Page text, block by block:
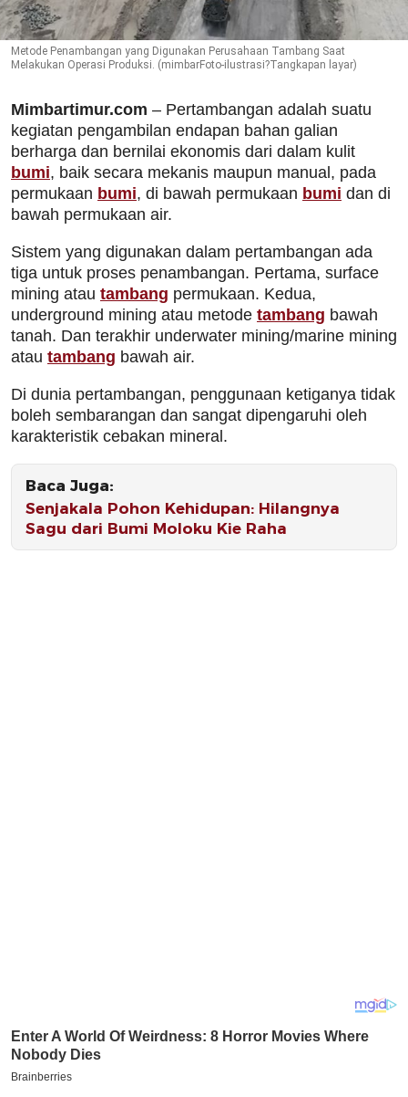
Metode Penambangan yang Digunakan Perusahaan Tambang Saat
Melakukan Operasi Produksi. (mimbarFoto-ilustrasi?Tangkapan layar)
Mimbartimur.com – Pertambangan adalah suatu
kegiatan pengambilan endapan bahan galian
berharga dan bernilai ekonomis dari dalam kulit
bumi, baik secara mekanis maupun manual, pada
permukaan bumi, di bawah permukaan bumi dan di
bawah permukaan air.
Sistem yang digunakan dalam pertambangan ada
tiga untuk proses penambangan. Pertama, surface
mining atau tambang permukaan. Kedua,
underground mining atau metode tambang bawah
tanah. Dan terakhir underwater mining/marine mining
atau tambang bawah air.
Di dunia pertambangan, penggunaan ketiganya tidak
boleh sembarangan dan sangat dipengaruhi oleh
karakteristik cebakan mineral.
Baca Juga:
Senjakala Pohon Kehidupan: Hilangnya
Sagu dari Bumi Moloku Kie Raha